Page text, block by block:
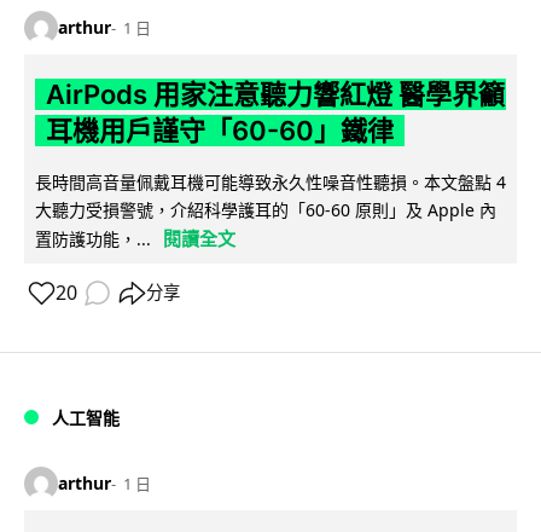
arthur 1 日
AirPods 用家注意聽力響紅燈 醫學界籲
耳機用戶謹守「60-60」鐵律
長時間高音量佩戴耳機可能導致永久性噪音性聽損。本文盤點 4
大聽力受損警號，介紹科學護耳的「60-60 原則」及 Apple 內
置防護功能，...
閱讀全文
20 分享
人工智能
arthur 1 日